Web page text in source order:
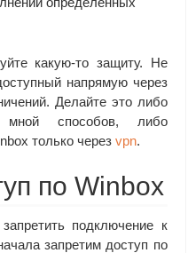
какую-то защиту. Не
напрямую через
Делайте это либо
способов, либо
только черезvpn.
по Winbox
подключение к
запретим доступ по